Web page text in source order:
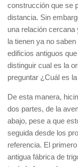
construcción que se
distancia. Sin
una relación
la tienen ya no
edificios antiguos
distinguir cual es la
preguntar ¿Cuál es
De esta manera,
dos partes, de la
abajo, pese a que
seguida desde los
referencia. El
antigua fábrica de